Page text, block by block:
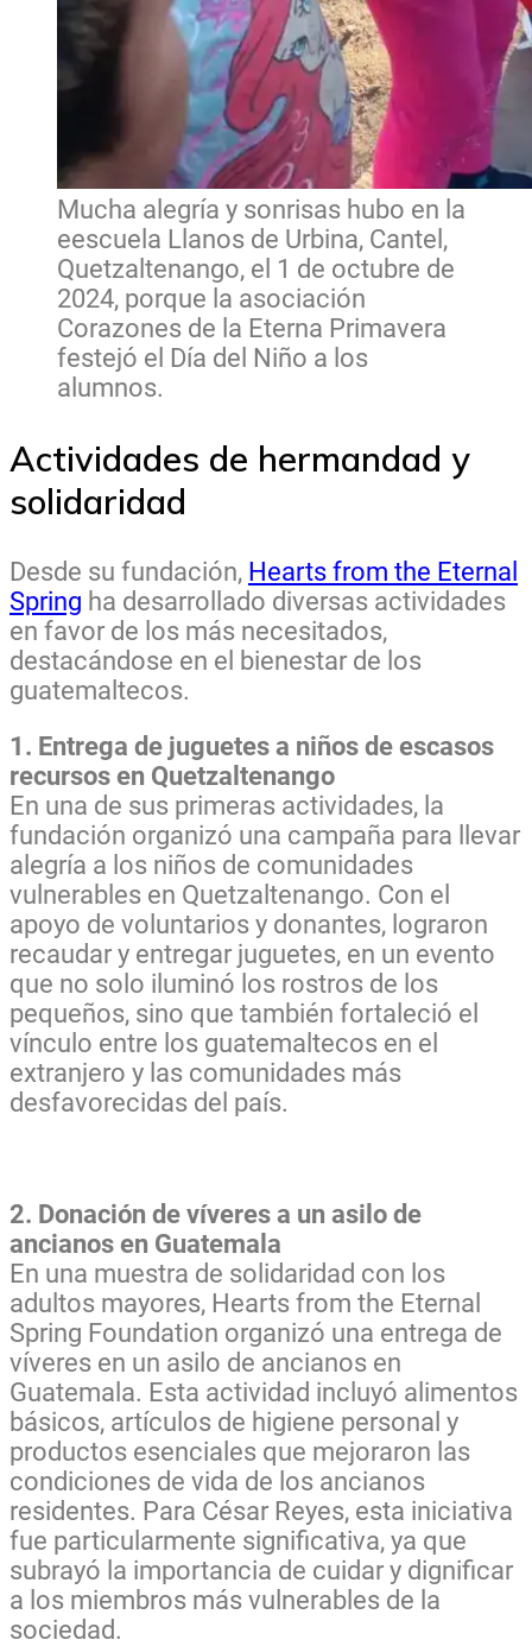
Mucha alegría y sonrisas hubo en la
eescuela Llanos de Urbina, Cantel,
Quetzaltenango, el 1 de octubre de
2024, porque la asociación
Corazones de la Eterna Primavera
festejó el Día del Niño a los
alumnos.
Actividades de hermandad y
solidaridad
Desde su fundación, Hearts from the Eternal
Spring ha desarrollado diversas actividades
en favor de los más necesitados,
destacándose en el bienestar de los
guatemaltecos.
1. Entrega de juguetes a niños de escasos
recursos en Quetzaltenango
En una de sus primeras actividades, la
fundación organizó una campaña para llevar
alegría a los niños de comunidades
vulnerables en Quetzaltenango. Con el
apoyo de voluntarios y donantes, lograron
recaudar y entregar juguetes, en un evento
que no solo iluminó los rostros de los
pequeños, sino que también fortaleció el
vínculo entre los guatemaltecos en el
extranjero y las comunidades más
desfavorecidas del país.
2. Donación de víveres a un asilo de
ancianos en Guatemala
En una muestra de solidaridad con los
adultos mayores, Hearts from the Eternal
Spring Foundation organizó una entrega de
víveres en un asilo de ancianos en
Guatemala. Esta actividad incluyó alimentos
básicos, artículos de higiene personal y
productos esenciales que mejoraron las
condiciones de vida de los ancianos
residentes. Para César Reyes, esta iniciativa
fue particularmente significativa, ya que
subrayó la importancia de cuidar y dignificar
a los miembros más vulnerables de la
sociedad.